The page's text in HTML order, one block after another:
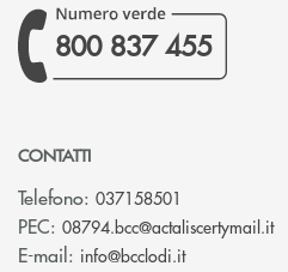
800 837 455
CONTATTI
Telefono: 037158501
PEC: 08794.bcc@actaliscertymail.it
E-mail: info@bcclodi.it(si apre